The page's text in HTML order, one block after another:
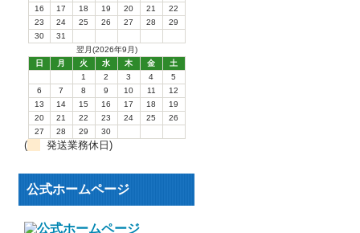
16
17 18 19 20 21
22
23
24 25 26 27 28
29
30
31
翌月(2026年9月)
日
月 火 水 木 金
土
1
2 3 4
5
6
7 8 9 10 11
12
13
14 15 16 17 18
19
20
21 22 23 24 25
26
27
28 29 30
( 発送業務休日)
公式ホームページ